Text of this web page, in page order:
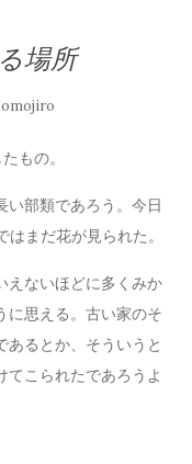
場所
omojiro
もの。
い部類であろう。今日
まだ花が見られた。
えないほどに多くみか
に思える。古い家のそ
あるとか、そういうと
てこられたであろうよ